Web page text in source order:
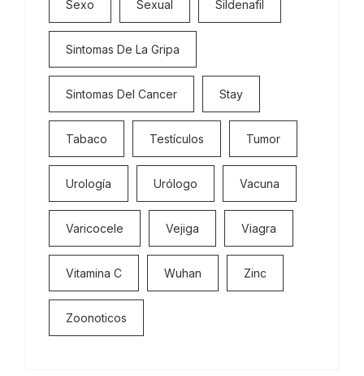
Sexo Sexual Sildenafil
Sintomas De La Gripa
Sintomas Del Cancer Stay
Tabaco Testículos Tumor
Urología Urólogo Vacuna
Varicocele Vejiga Viagra
Vitamina C Wuhan Zinc
Zoonoticos